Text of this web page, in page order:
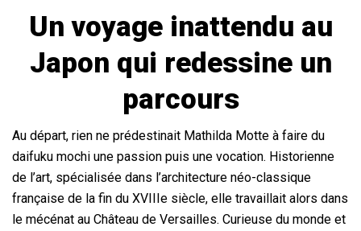
Un voyage inattendu au
Japon qui redessine un
parcours
Au départ, rien ne prédestinait Mathilda Motte à faire du
daifuku mochi une passion puis une vocation. Historienne
de l’art, spécialisée dans l’architecture néo-classique
française de la fin du XVIIIe siècle, elle travaillait alors dans
le mécénat au Château de Versailles. Curieuse du monde et